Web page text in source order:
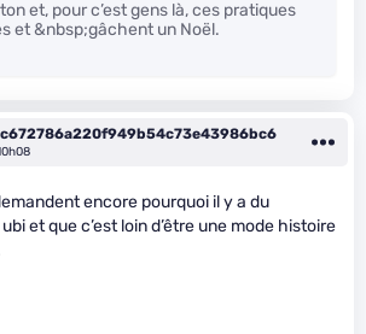
et, pour c’est gens là, ces pratiques
et &nbsp;gâchent un Noël.
encore pourquoi il y a du
et que c’est loin d’être une mode histoire